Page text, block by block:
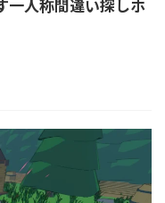
人称間違い探しホ